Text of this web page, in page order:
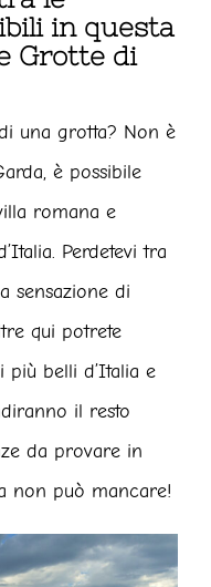
in questa
Grotte di
una grotta? Non è
è possibile
romana e
Perdetevi tra
sensazione di
qui potrete
belli d’Italia e
il resto
da provare in
non può mancare!